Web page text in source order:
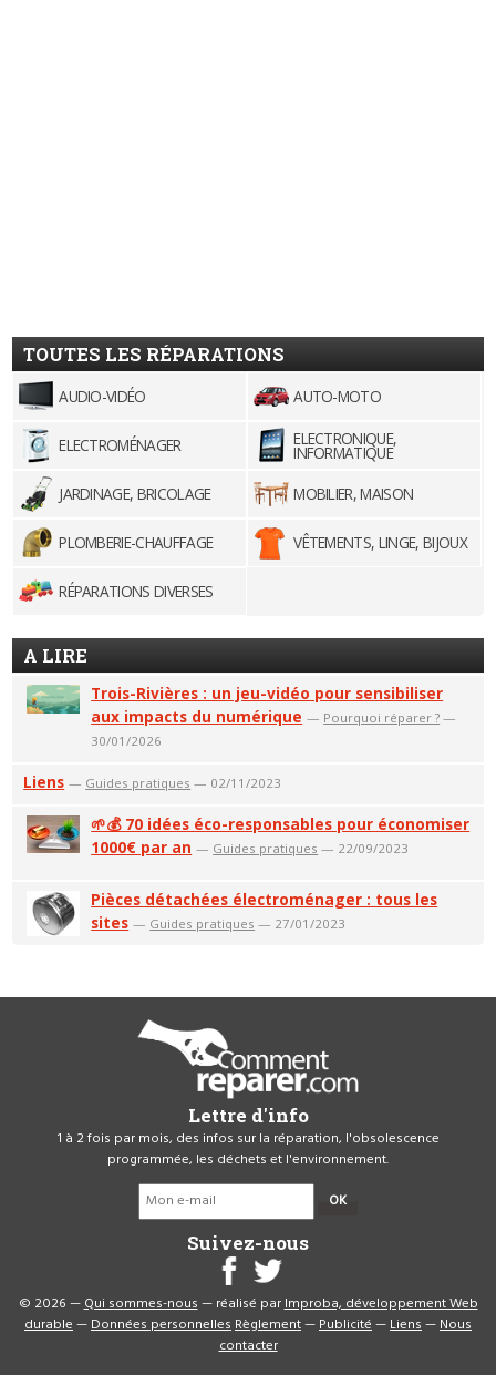
TOUTES LES RÉPARATIONS
AUDIO-VIDÉO AUTO-MOTO
ELECTROMÉNAGER ELECTRONIQUE,
INFORMATIQUE
JARDINAGE, BRICOLAGE
MOBILIER, MAISON
PLOMBERIE-CHAUFFAGE VÊTEMENTS, LINGE, BIJOUX
RÉPARATIONS DIVERSES
A LIRE
Trois-Rivières : un jeu-vidéo pour sensibiliser
aux impacts du numérique — Pourquoi réparer ? —
30/01/2026
Liens — Guides pratiques — 02/11/2023
🌱💰 70 idées éco-responsables pour économiser
1000€ par an — Guides pratiques — 22/09/2023
Pièces détachées électroménager : tous les
sites — Guides pratiques — 27/01/2023
Lettre d'info
1 à 2 fois par mois, des infos sur la réparation, l'obsolescence
programmée, les déchets et l'environnement.
OK
Suivez-nous
© 2026 —Qui sommes-nous— réalisé parImproba, développement Web
durable—Données personnellesRèglement—Publicité—Liens—Nous
contacter